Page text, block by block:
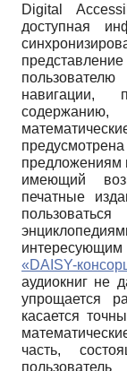
Digital
доступная
навигации,
предложениям
имеющий
печатные
интересующим
«DAISY-
аудиокниг не
упрощается
касается
часть,